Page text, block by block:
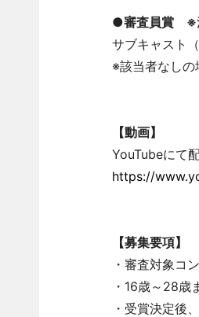
●審査員賞 ※
サブキャスト
※該当者なしの
【動画】
YouTubeにて
https://
【募集要項】
・審査対象コ
・16歳～28歳
・受賞決定後